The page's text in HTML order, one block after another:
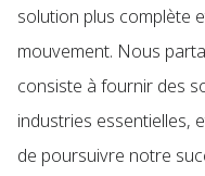
solution plus complète
mouvement. Nous
consiste à fournir des
industries essentielles,
de poursuivre notre